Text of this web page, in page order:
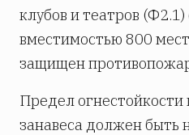
клубов и театров
вместимостью 800
защищен
Предел
занавеса должен быть